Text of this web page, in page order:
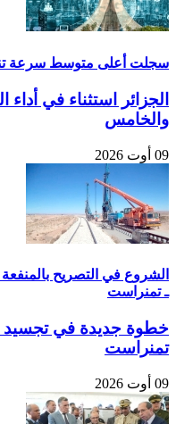
سجلت أعلى متوسط سرعة
الجزائر استثناء في أداء
والخامس
09 أوت 2026
الشروع في التصريح
ـ تمنراست
خطوة جديدة في تجسيد
تمنراست
09 أوت 2026